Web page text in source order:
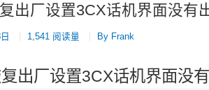
出厂设置3CX话机界面没有
1,541 阅读量 By Frank
出厂设置3CX话机界面没